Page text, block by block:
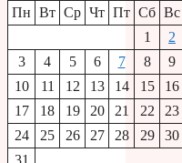
Пн Вт Ср Чт Пт Сб Вс
1
2
3
4 5 6 7 8
9
10
11 12 13 14 15
16
17
18 19 20 21 22
23
24
25 26 27 28 29
30
31